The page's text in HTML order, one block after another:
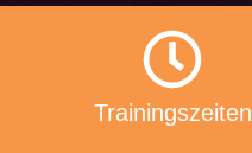
Trainingszeiten